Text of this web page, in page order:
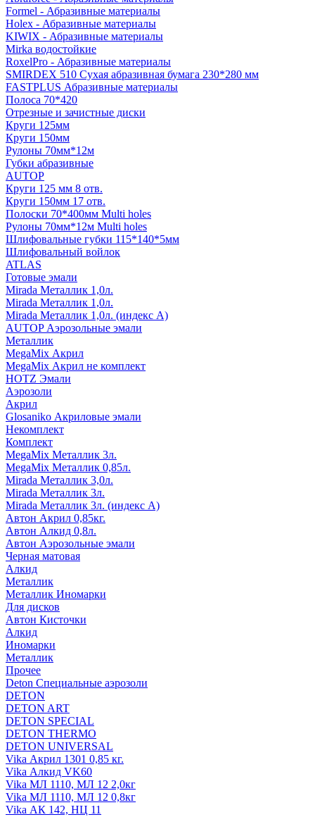
Formel - Абразивные материалы
Holex - Абразивные материалы
KIWIX - Абразивные материалы
Mirka водостойкие
RoxelPro - Абразивные материалы
SMIRDEX 510 Сухая абразивная бумага 230*280 мм
FASTPLUS Абразивные материалы
Полоса 70*420
Отрезные и зачистные диски
Круги 125мм
Круги 150мм
Рулоны 70мм*12м
Губки абразивные
AUTOP
Круги 125 мм 8 отв.
Круги 150мм 17 отв.
Полоски 70*400мм Multi holes
Рулоны 70мм*12м Multi holes
Шлифовальные губки 115*140*5мм
Шлифовальный войлок
ATLAS
Готовые эмали
Mirada Металлик 1,0л.
Mirada Металлик 1,0л.
Mirada Металлик 1,0л. (индекс А)
AUTOP Аэрозольные эмали
Металлик
MegaMix Акрил
MegaMix Акрил не комплект
HOTZ Эмали
Аэрозоли
Акрил
Glosaniko Акриловые эмали
Некомплект
Комплект
MegaMix Металлик 3л.
MegaMix Металлик 0,85л.
Mirada Металлик 3,0л.
Mirada Металлик 3л.
Mirada Металлик 3л. (индекс А)
Автон Акрил 0,85кг.
Автон Алкид 0,8л.
Автон Аэрозольные эмали
Черная матовая
Алкид
Металлик
Металлик Иномарки
Для дисков
Автон Кисточки
Алкид
Иномарки
Металлик
Прочее
Deton Специальные аэрозоли
DETON
DETON ART
DETON SPECIAL
DETON THERMO
DETON UNIVERSAL
Vika Акрил 1301 0,85 кг.
Vika Алкид VK60
Vika МЛ 1110, МЛ 12 2,0кг
Vika МЛ 1110, МЛ 12 0,8кг
Vika АК 142, НЦ 11